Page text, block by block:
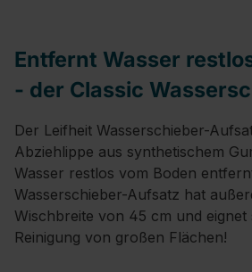
Entfernt Wasser
- der Classic
Der Leifheit Wasserschieber-
Abziehlippe aus synthetischem
Wasser restlos vom Boden
Wasserschieber-Aufsatz hat
Wischbreite von 45 cm und
Reinigung von großen Flächen!